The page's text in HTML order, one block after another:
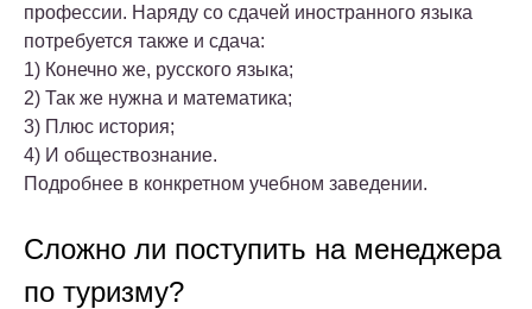
профессии. Наряду со сдачей иностранного языка
потребуется также и сдача:
1) Конечно же, русского языка;
2) Так же нужна и математика;
3) Плюс история;
4) И обществознание.
Подробнее в конкретном учебном заведении.
Сложно ли поступить на менеджера
по туризму?